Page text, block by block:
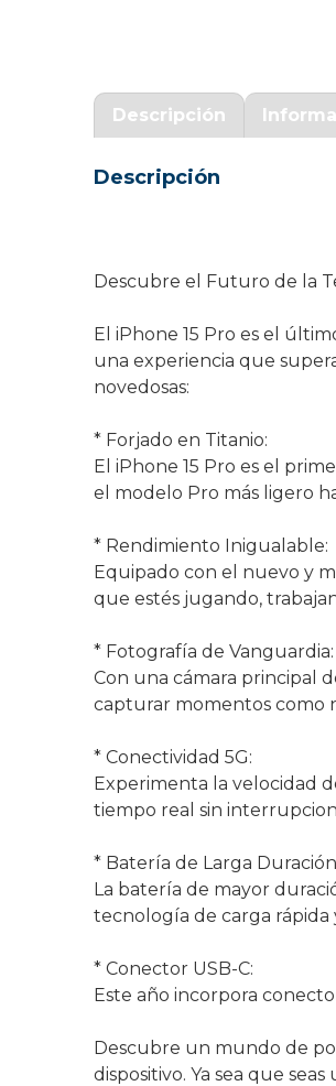
Descripción
Descripción
Descubre el Futuro de la
El iPhone 15 Pro es el
una experiencia que
novedosas:
* Forjado en Titanio:
El iPhone 15 Pro es el
el modelo Pro más ligero
* Rendimiento Inigualable:
Equipado con el nuevo y
que estés jugando,
* Fotografía de Vanguardia:
Con una cámara principal
capturar momentos como
* Conectividad 5G:
Experimenta la velocidad
tiempo real sin
* Batería de Larga
La batería de mayor
tecnología de carga rápida
* Conector USB-C:
Este año incorpora
Descubre un mundo de
dispositivo. Ya sea que